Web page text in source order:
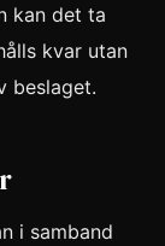
kan det ta
kvar utan
beslaget.
i samband